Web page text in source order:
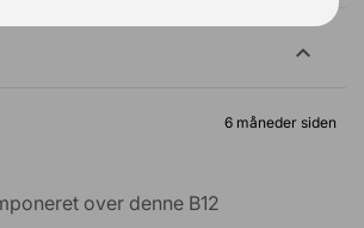
6 måneder siden
over denne B12